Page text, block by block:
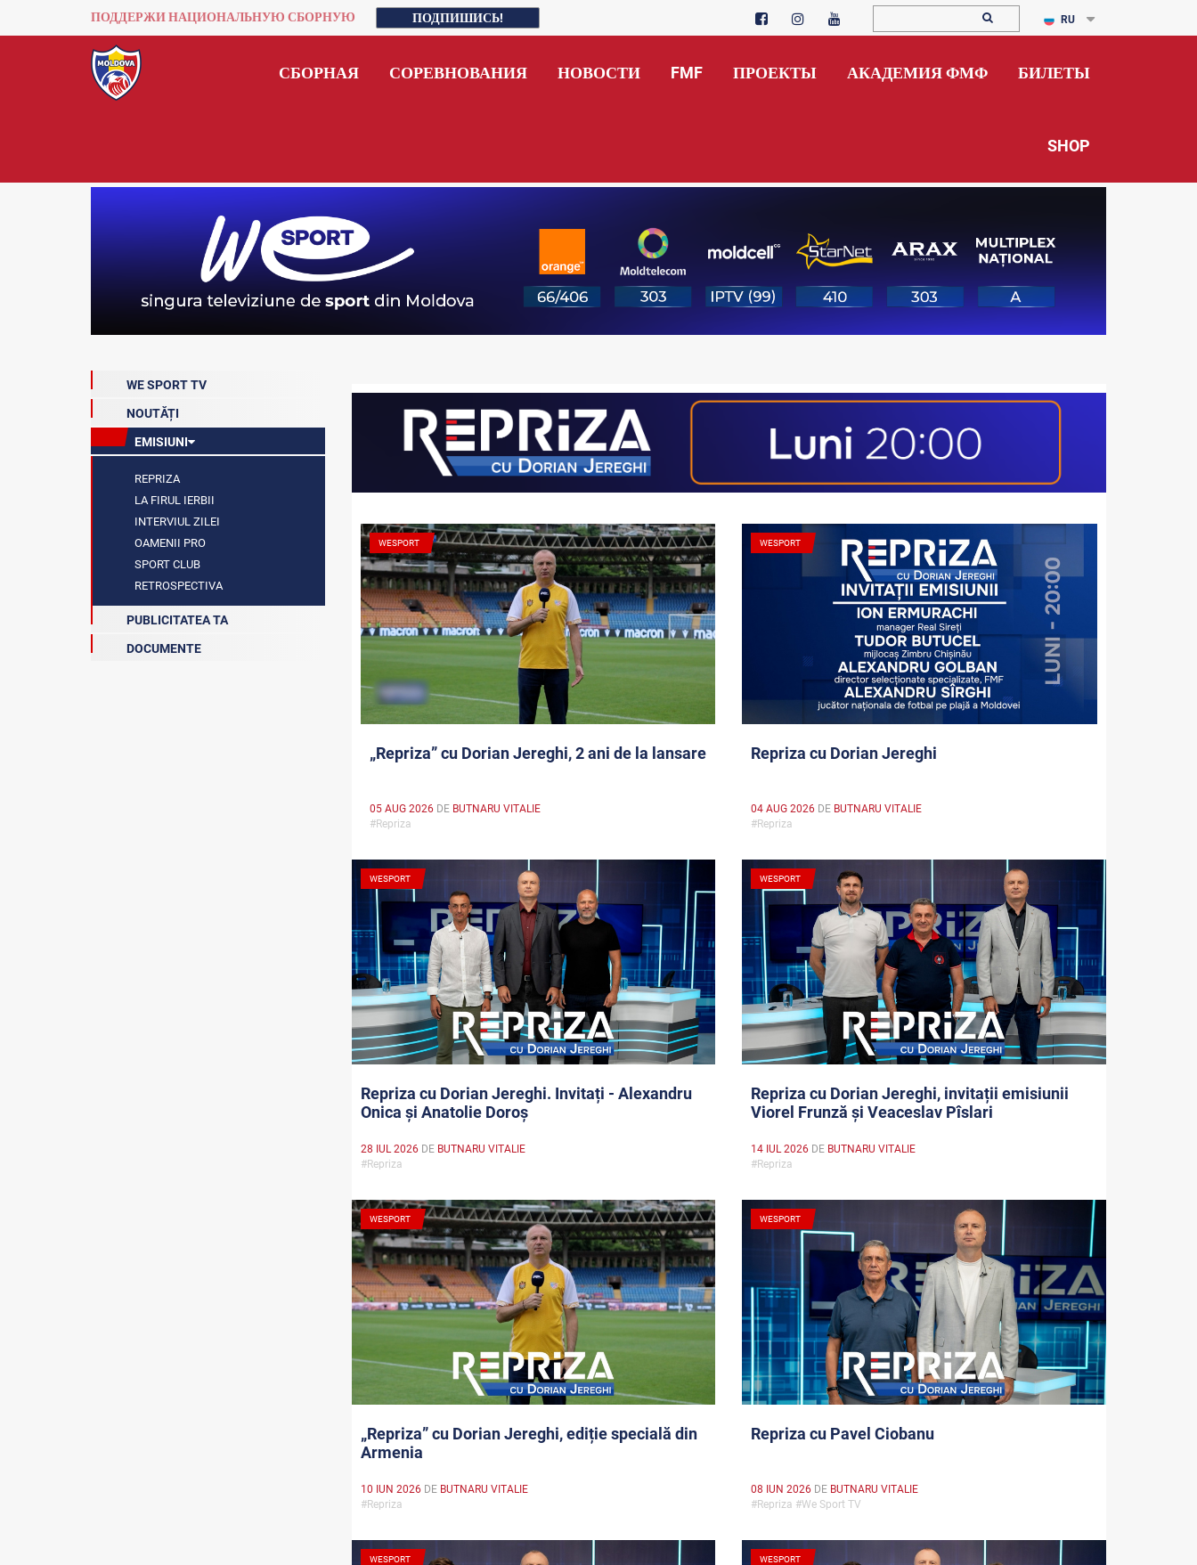
ПОДДЕРЖИ НАЦИОНАЛЬНУЮ СБОРНУЮ ПОДПИШИСЬ! RU
СБОРНАЯ СОРЕВНОВАНИЯ НОВОСТИ FMF ПРОЕКТЫ АКАДЕМИЯ ФМФ БИЛЕТЫ
SHOP
WE SPORT TV
NOUTĂȚI
EMISIUNI
REPRIZA
LA FIRUL IERBII
INTERVIUL ZILEI
OAMENII PRO
SPORT CLUB
RETROSPECTIVA
PUBLICITATEA TA
DOCUMENTE
WESPORT
„Repriza” cu Dorian Jereghi, 2 ani de la lansare
05 AUG 2026DE BUTNARU VITALIE
#Repriza
WESPORT
Repriza cu Dorian Jereghi
04 AUG 2026 DE BUTNARU VITALIE
#Repriza
WESPORT
Repriza cu Dorian Jereghi. Invitați - Alexandru
Onica și Anatolie Doroș
28 IUL 2026DE BUTNARU VITALIE
#Repriza
WESPORT
Repriza cu Dorian Jereghi, invitații emisiunii
Viorel Frunză și Veaceslav Pîslari
14 IUL 2026 DE BUTNARU VITALIE
#Repriza
WESPORT
„Repriza” cu Dorian Jereghi, ediție specială din
Armenia
10 IUN 2026DE BUTNARU VITALIE
#Repriza
WESPORT
Repriza cu Pavel Ciobanu
08 IUN 2026 DE BUTNARU VITALIE
#Repriza #We Sport TV
WESPORT WESPORT